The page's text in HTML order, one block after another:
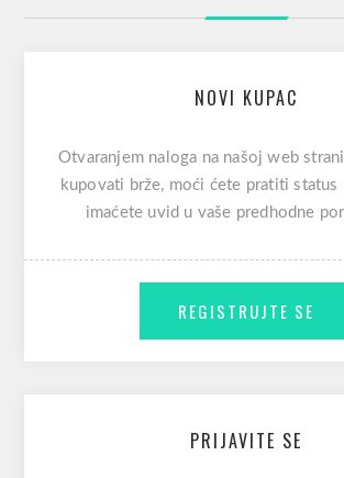
NOVI KUPAC
Otvaranjem naloga na našoj web
kupovati brže, moći ćete pratiti status
imaćete uvid u vaše predhodne
PRIJAVITE SE